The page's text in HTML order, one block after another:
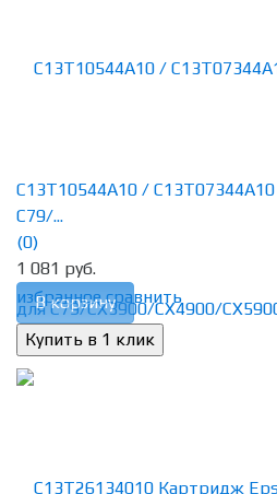
избранное сравнить
C13T10544A10 /
C79/...
(0)
1 081 руб.
В корзину